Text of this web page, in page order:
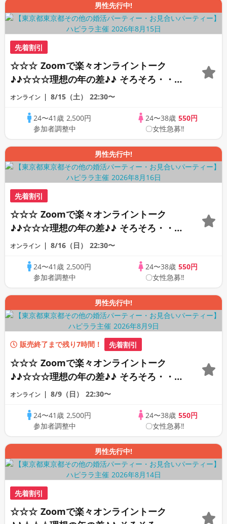
男性先行中!
先着割引
☆☆☆ Zoomで楽々オンライントーク
♪♪☆☆☆理想の年の差♪♪ そろそろ・・・
素敵な恋人見つけたい♪ ♪☆カジュアルな
行あり♪♪
オンライン 8/15（土） 22:30〜
24〜41歳 2,500円
参加者調整中
24〜38歳 550円
〇女性急募‼
男性先行中!
先着割引
☆☆☆ Zoomで楽々オンライントーク
♪♪☆☆☆理想の年の差♪♪ そろそろ・・・
素敵な恋人見つけたい♪ ♪☆カジュアルな
行あり♪♪
オンライン 8/16（日） 22:30〜
24〜41歳 2,500円
参加者調整中
24〜38歳 550円
〇女性急募‼
男性先行中!
販売終了まで残り7時間！ 先着割引
☆☆☆ Zoomで楽々オンライントーク
♪♪☆☆☆理想の年の差♪♪ そろそろ・・・
素敵な恋人見つけたい♪ ♪☆カジュアルな
行あり♪♪
オンライン 8/9（日） 22:30〜
24〜41歳 2,500円
参加者調整中
24〜38歳 550円
〇女性急募‼
男性先行中!
先着割引
☆☆☆ Zoomで楽々オンライントーク